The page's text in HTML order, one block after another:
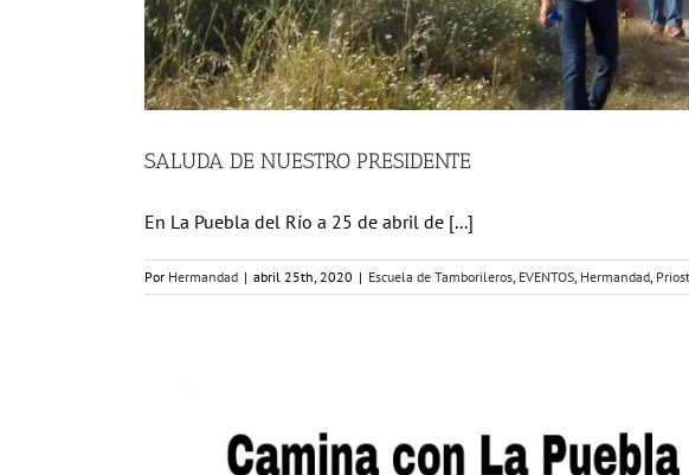
SALUDA DE NUESTRO PRESIDENTE
En La Puebla del Río a 25 de abril de [...]
Por Hermandad | abril 25th, 2020 | Escuela de Tamborileros EVENTOS Hermandad